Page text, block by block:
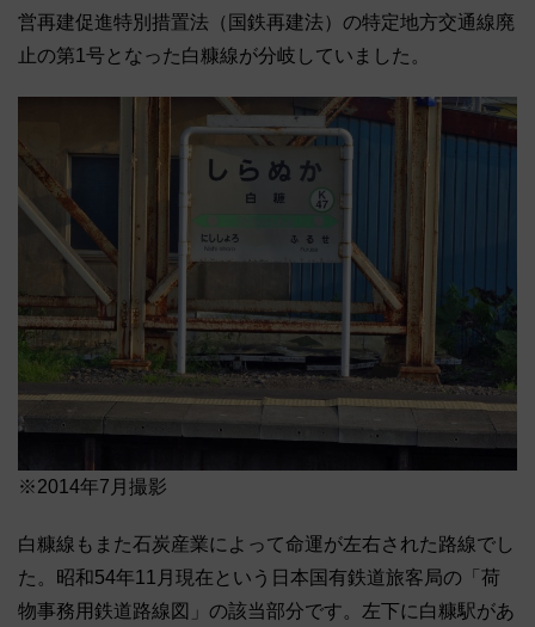
営再建促進特別措置法（国鉄再建法）の特定地方交通線廃
止の第1号となった白糠線が分岐していました。
※2014年7月撮影
白糠線もまた石炭産業によって命運が左右された路線でし
た。昭和54年11月現在という日本国有鉄道旅客局の「荷
物事務用鉄道路線図」の該当部分です。左下に白糠駅があ